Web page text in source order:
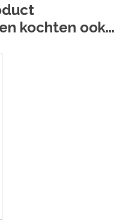
kochten ook...